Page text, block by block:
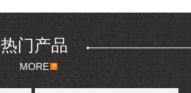
热门产品
MORE